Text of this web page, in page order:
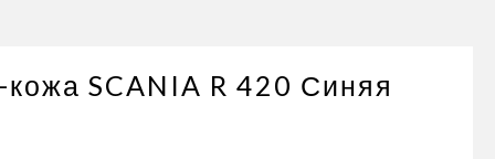
SCANIA R 420 Синяя